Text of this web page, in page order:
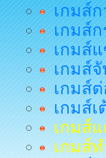
เกมส์ก
เกมส์ก
เกมส์แ
เกมส์จั
เกมส์ต่
เกมส์เ
เกมส์
เกมส์